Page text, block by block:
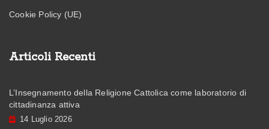
Cookie Policy (UE)
Articoli Recenti
L’Insegnamento della Religione Cattolica come laboratorio di
cittadinanza attiva
14 Luglio 2026